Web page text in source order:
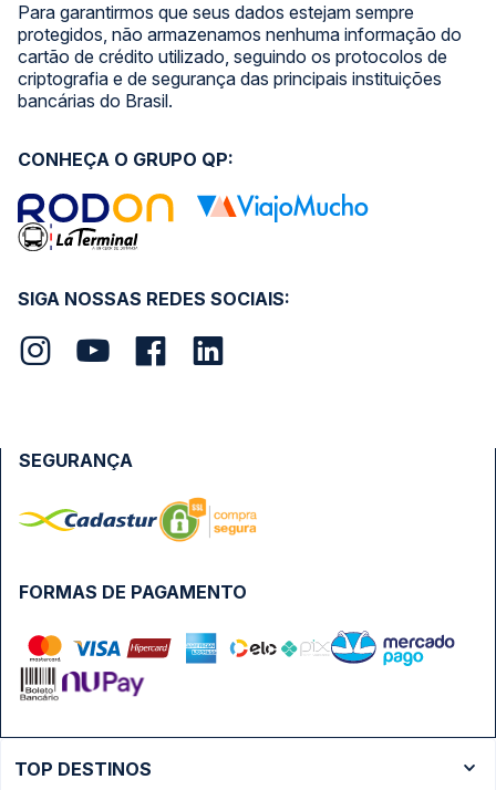
Para garantirmos que seus dados estejam sempre
protegidos, não armazenamos nenhuma informação do
cartão de crédito utilizado, seguindo os protocolos de
criptografia e de segurança das principais instituições
bancárias do Brasil.
SIGA NOSSAS REDES SOCIAIS:
CONHEÇA O GRUPO QP:
FORMAS DE PAGAMENTO
SEGURANÇA
TOP DESTINOS